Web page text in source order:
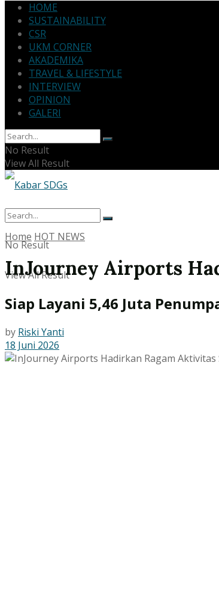
HOME
SUSTAINABILITY
CSR
UKM CORNER
AKADEMIKA
TRAVEL & LIFESTYLE
INTERVIEW
OPINION
GALERI
No Result
View All Result
No Result
View All Result
Home HOT NEWS
InJourney Airports
Siap Layani 5,46 Juta
by Riski Yanti
18 Juni 2026